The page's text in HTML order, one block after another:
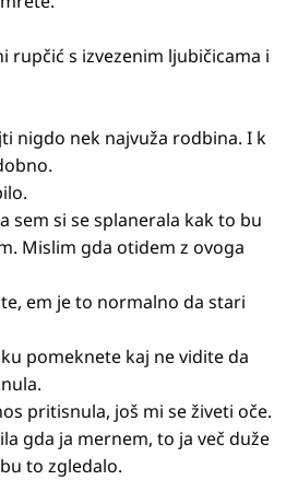
rupčić s izvezenim ljubičicama i
nigdo nek najvuža rodbina. I k
sem si se splanerala kak to bu
Mislim gda otidem z ovoga
em je to normalno da stari
pomeknete kaj ne vidite da
pritisnula, još mi se živeti oče.
gda ja mernem, to ja več duže
to zgledalo.